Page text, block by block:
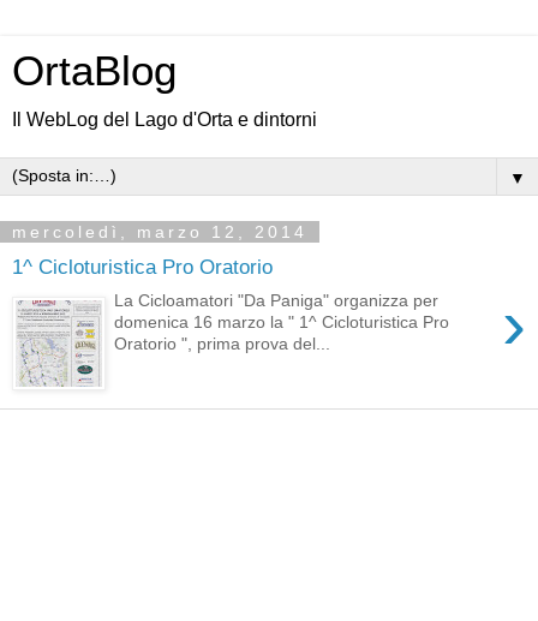
OrtaBlog
Il WebLog del Lago d'Orta e dintorni
▼
mercoledì, marzo 12, 2014
1^ Cicloturistica Pro Oratorio
›
La Cicloamatori "Da Paniga" organizza per
domenica 16 marzo la " 1^ Cicloturistica Pro
Oratorio ", prima prova del...